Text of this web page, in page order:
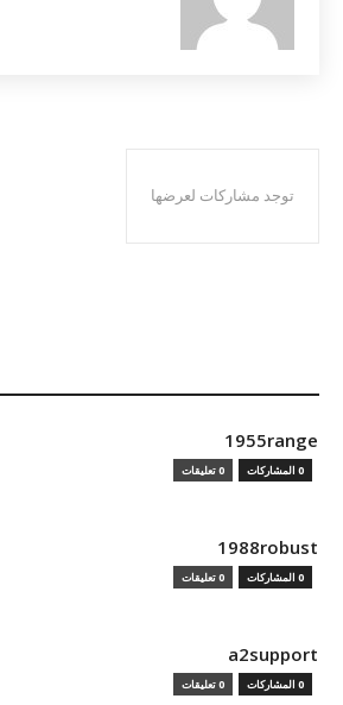
توجد مشاركات لعرضها
1955range
0 المشاركات 0 تعليقات
1988robust
0 المشاركات 0 تعليقات
a2support
0 المشاركات 0 تعليقات